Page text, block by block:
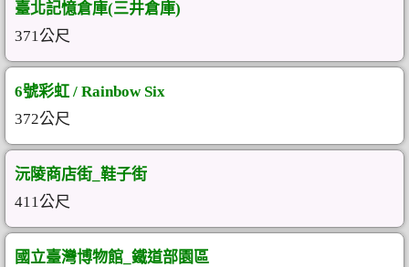
臺北記憶倉庫(三井倉庫)
371公尺
6號彩虹 / Rainbow Six
372公尺
沅陵商店街_鞋子街
411公尺
國立臺灣博物館_鐵道部園區